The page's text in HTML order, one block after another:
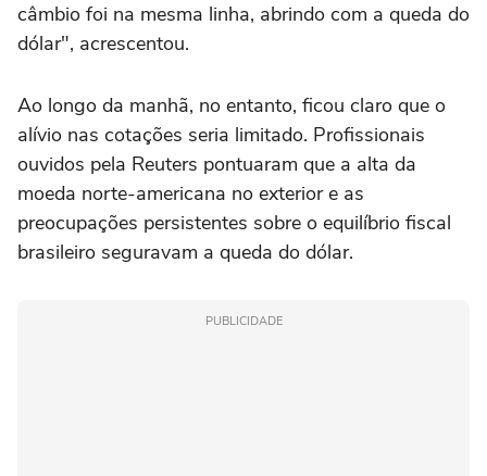
câmbio foi na mesma linha, abrindo com a queda do
dólar", acrescentou.
Ao longo da manhã, no entanto, ficou claro que o
alívio nas cotações seria limitado. Profissionais
ouvidos pela Reuters pontuaram que a alta da
moeda norte-americana no exterior e as
preocupações persistentes sobre o equilíbrio fiscal
brasileiro seguravam a queda do dólar.
PUBLICIDADE